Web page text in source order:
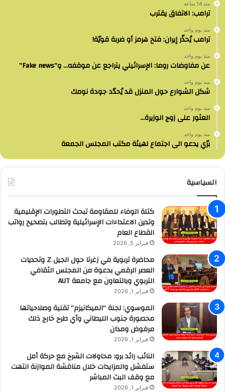
منذ 14 ساعة
ترامب: الاتفاق يقترب
منذ يوم واحد
ترامب يُحذّر إيران: فتح هرمز أو ضربة قويّة!
منذ يوم واحد
عن مفاوضات روما: الإسرائيلي يتراجع عن موقفه… و”Fake news”
منذ يوم واحد
شكل الشوارع حول المنزل قد يُحدّد جودة نومك
منذ يوم واحد
العثور على زوج الوزيرة…
منذ يوم واحد
برّي يدعو الى اجتماع لهيئة مكتب المجلس الجمعة
السياسية
كتلة الوفاء للمقاومة تبحث التطورات الإقليمية
وتدين الاعتداءات الإسرائيلية وتطالب بتصحيح رواتب
القطاع العام
فبراير 5, 2026
محاضرة تربوية في زغرتا حول الجيل Z وتحديات
العصر الرقمي بدعوة من المجلس الثقافي
التربوي وبالتعاون مع جامعة AUT
فبراير 1, 2026
الموسوي: لجنة “الميكانيزم” تقنية وصلاحياتها
محصورة جنوب الليطاني وأي طرح خارج ذلك
مرفوض ومدان
فبراير 1, 2026
النائب رائد برو: محاولات الشرخ مع حركة أمل
ستفشل والمزايدات خلال مناقشة الموازنة انتهت
مع وقف البث المباشر
فبراير 1, 2026